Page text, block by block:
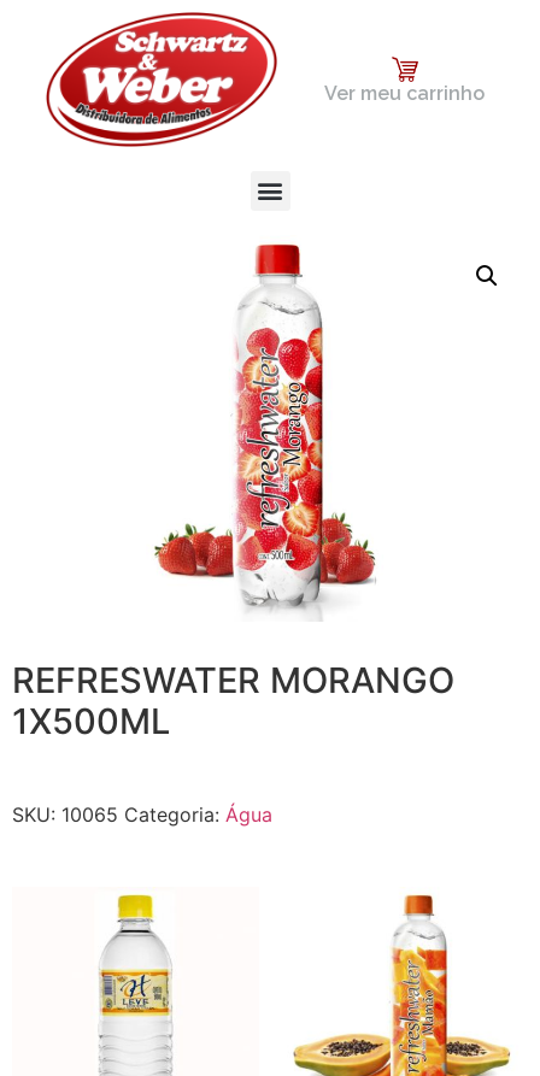
Ver meu carrinho
REFRESWATER MORANGO
1X500ML
SKU: 10065 Categoria: Água